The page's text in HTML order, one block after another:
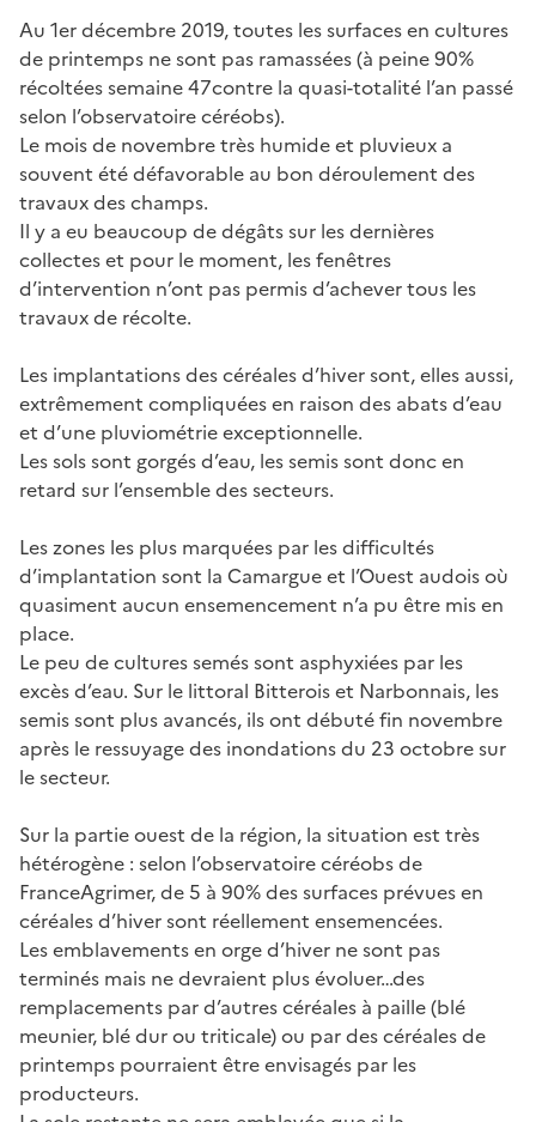
Au 1er décembre 2019, toutes les surfaces en cultures
de printemps ne sont pas ramassées (à peine 90%
récoltées semaine 47contre la quasi-totalité l’an passé
selon l’observatoire céréobs).
Le mois de novembre très humide et pluvieux a
souvent été défavorable au bon déroulement des
travaux des champs.
Il y a eu beaucoup de dégâts sur les dernières
collectes et pour le moment, les fenêtres
d’intervention n’ont pas permis d’achever tous les
travaux de récolte.
Les implantations des céréales d’hiver sont, elles aussi,
extrêmement compliquées en raison des abats d’eau
et d’une pluviométrie exceptionnelle.
Les sols sont gorgés d’eau, les semis sont donc en
retard sur l’ensemble des secteurs.
Les zones les plus marquées par les difficultés
d’implantation sont la Camargue et l’Ouest audois où
quasiment aucun ensemencement n’a pu être mis en
place.
Le peu de cultures semés sont asphyxiées par les
excès d’eau. Sur le littoral Bitterois et Narbonnais, les
semis sont plus avancés, ils ont débuté fin novembre
après le ressuyage des inondations du 23 octobre sur
le secteur.
Sur la partie ouest de la région, la situation est très
hétérogène : selon l’observatoire céréobs de
FranceAgrimer, de 5 à 90% des surfaces prévues en
céréales d’hiver sont réellement ensemencées.
Les emblavements en orge d’hiver ne sont pas
terminés mais ne devraient plus évoluer…des
remplacements par d’autres céréales à paille (blé
meunier, blé dur ou triticale) ou par des céréales de
printemps pourraient être envisagés par les
producteurs.